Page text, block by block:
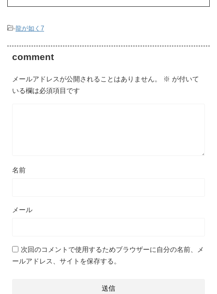
-龍が如く7
comment
メールアドレスが公開されることはありません。 ※ が付いて
いる欄は必須項目です
名前
メール
次回のコメントで使用するためブラウザーに自分の名前、メ
ールアドレス、サイトを保存する。